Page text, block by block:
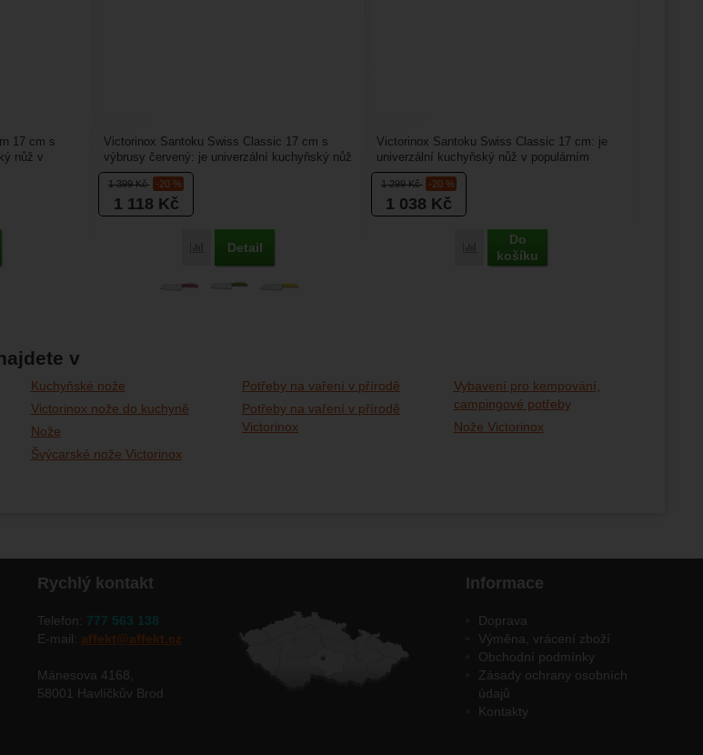
17 cm s
nůž v
1 399Kč -20 %
1 118 Kč
Porovnat
Detail
Victorinox Santoku Swiss Classic 17 cm s
výbrusy červený: je univerzální kuchyňský nůž
v populárním santoku...
1 299Kč -20 %
1 038 Kč
Porovnat
Do
košíku
Victorinox Santoku Swiss Classic 17 cm: je
univerzální kuchyňský nůž v populárním
santoku tvaru, který...
v
Kuchyňské nože
Victorinox nože do kuchyně
Nože
Švýcarské nože Victorinox
Potřeby na vaření v přírodě
Potřeby na vaření v přírodě
Victorinox
Vybavení pro kempování,
campingové potřeby
Nože Victorinox
Rychlý kontakt
Telefon: 777 563 138
E-mail: affekt@affekt.cz
Mánesova 4168,
58001 Havlíčkův Brod
Informace
Doprava
Výměna, vrácení zboží
Obchodní podmínky
Zásady ochrany osobních
údajů
Kontakty